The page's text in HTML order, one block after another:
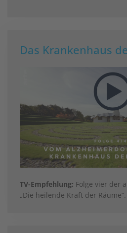
Das Krankenhaus
TV-Empfehlung: Folge vier der
„Die heilende Kraft der Räume“.